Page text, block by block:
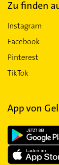
Zu finden
Instagram
Facebook
Pinterest
TikTok
App von